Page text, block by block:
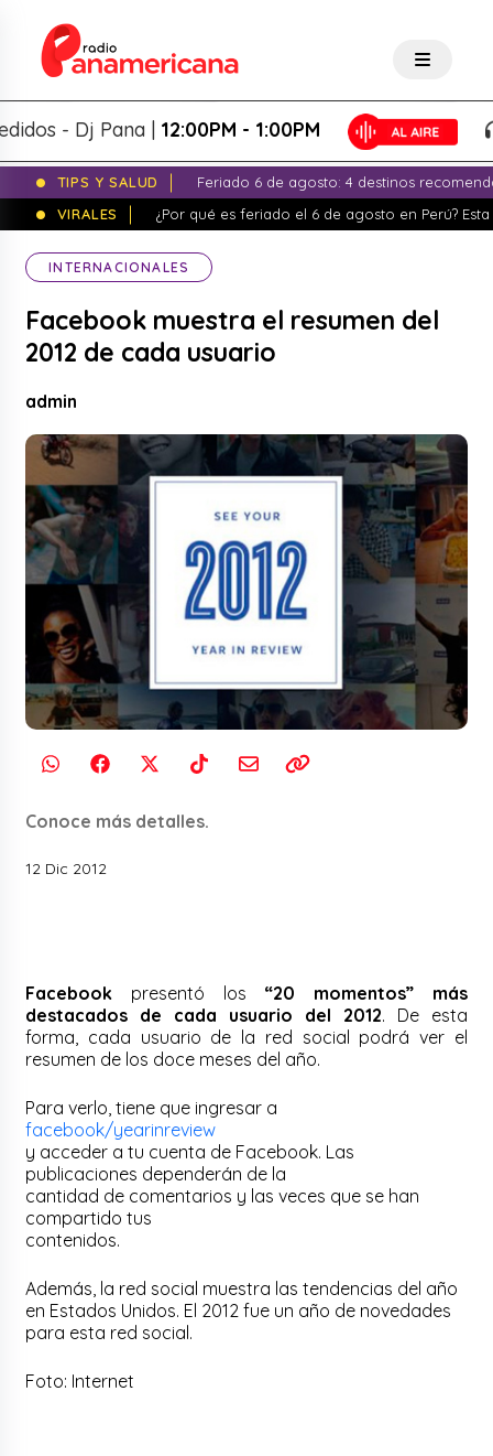
- Dj Pana |12:00PM - 1:00PM
TIPS Y SALUD
Feriado 6 de agosto: 4 destinos
VIRALES
¿Por qué es feriado el 6 de agosto en Perú?
INTERNACIONALES
Facebook muestra el resumen del
2012 de cada usuario
admin
Conoce más detalles.
12 Dic 2012
Facebook presentó los “20 momentos” más
destacados de cada usuario del 2012. De esta
forma, cada usuario de la red social podrá ver el
resumen de los doce meses del año.
Para verlo, tiene que ingresar a
facebook/yearinreview
y acceder a tu cuenta de Facebook. Las
publicaciones dependerán de la
cantidad de comentarios y las veces que se han
compartido tus
contenidos.
Además, la red social muestra las tendencias del año
en Estados Unidos. El 2012 fue un año de novedades
para esta red social.
Foto: Internet